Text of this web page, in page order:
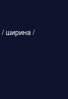
ширина /